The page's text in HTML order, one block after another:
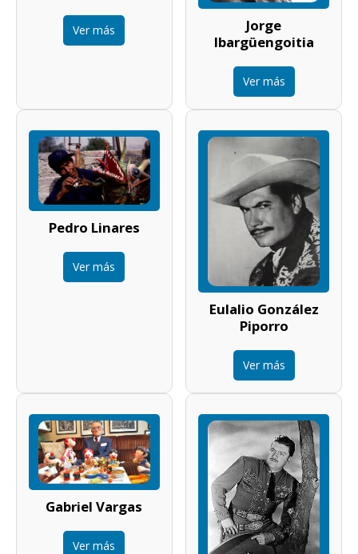
Ver más
Jorge
Ibargüengoitia
Ver más
Pedro Linares
Ver más
Eulalio González
Piporro
Ver más
Gabriel Vargas
Ver más